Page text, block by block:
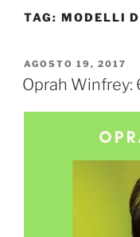
TAG: MODELLI
PUBBLICATO
IL
AGOSTO 19, 2017
Oprah Winfrey: